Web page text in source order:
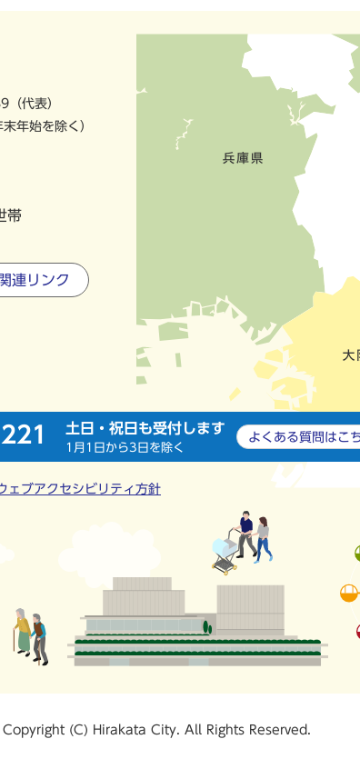
代表）
年始を除く）
帯
関連リンク
土日・祝日も受付します
1月1日から3日を除く
よくある質問は こ
ェブアクセシビリティ方針
Copyright (C) Hirakata City. All Rights Reserved.